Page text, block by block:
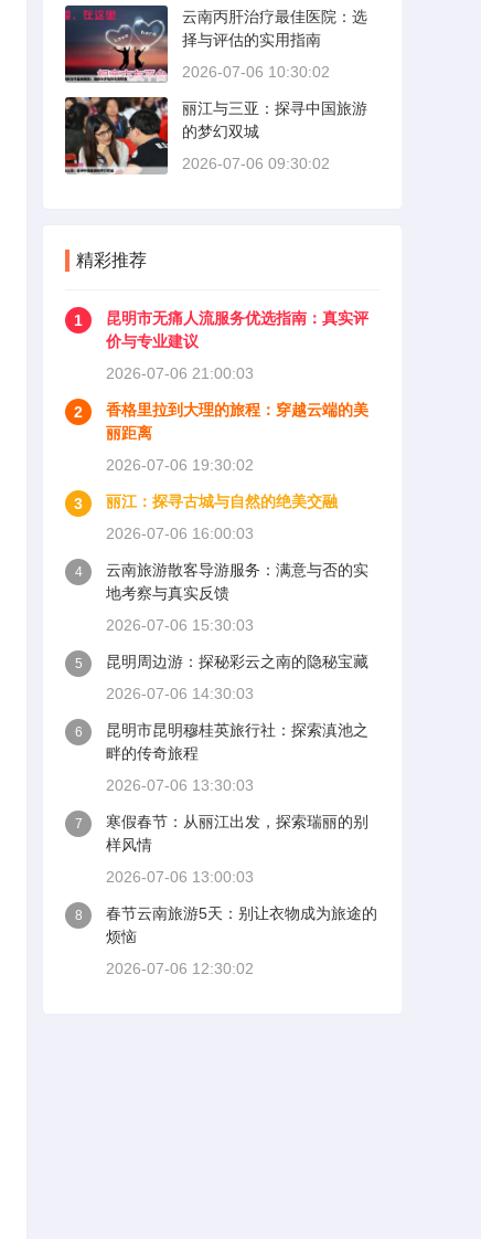
云南丙肝治疗最佳医院：选
择与评估的实用指南
2026-07-06 10:30:02
丽江与三亚：探寻中国旅游
的梦幻双城
2026-07-06 09:30:02
精彩推荐
1
昆明市无痛人流服务优选指南：真实评
价与专业建议
2026-07-06 21:00:03
2
香格里拉到大理的旅程：穿越云端的美
丽距离
2026-07-06 19:30:02
3
丽江：探寻古城与自然的绝美交融
2026-07-06 16:00:03
4
云南旅游散客导游服务：满意与否的实
地考察与真实反馈
2026-07-06 15:30:03
5
昆明周边游：探秘彩云之南的隐秘宝藏
2026-07-06 14:30:03
6
昆明市昆明穆桂英旅行社：探索滇池之
畔的传奇旅程
2026-07-06 13:30:03
7
寒假春节：从丽江出发，探索瑞丽的别
样风情
2026-07-06 13:00:03
8
春节云南旅游5天：别让衣物成为旅途的
烦恼
2026-07-06 12:30:02